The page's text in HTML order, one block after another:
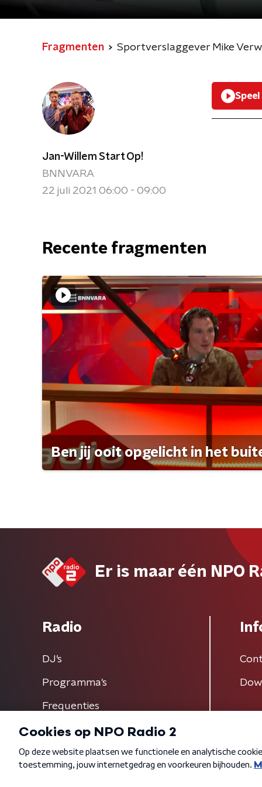
Fragmenten Sportverslaggever Mike
Jan-Willem Start Op!
BNNVARA
22 juli 2021 06:00 - 09:00
Recente fragmenten
Ben jij ooit opgelicht in het
Er is maar één NPO
Radio
DJ’s
Programma's
Frequenties
Algemene voorwaarden Privacybeleid